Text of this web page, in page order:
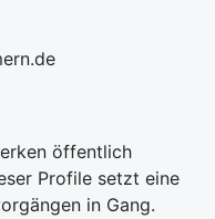
öffentlich
Profile setzt eine
in Gang.